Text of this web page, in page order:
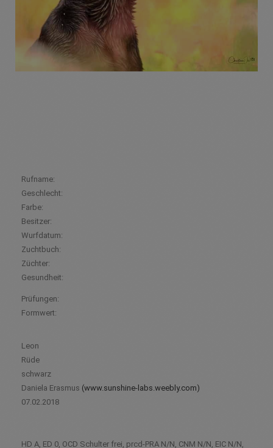
Rufname:
Geschlecht:
Farbe:
Besitzer:
Wurfdatum:
Zuchtbuch:
Züchter:
Gesundheit:
Prüfungen:
Formwert:
Leon
Rüde
schwarz
Daniela Erasmus (www.sunshine-labs.weebly.com)
07.02.2018
HD A, ED 0, OCD Schulter frei, prcd-PRA N/N, CNM N/N, EIC N/N,